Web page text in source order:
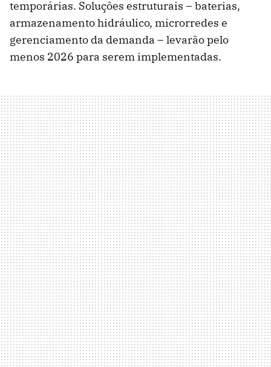
temporárias. Soluções estruturais – baterias,
armazenamento hidráulico, microrredes e
gerenciamento da demanda – levarão pelo
menos 2026 para serem implementadas.